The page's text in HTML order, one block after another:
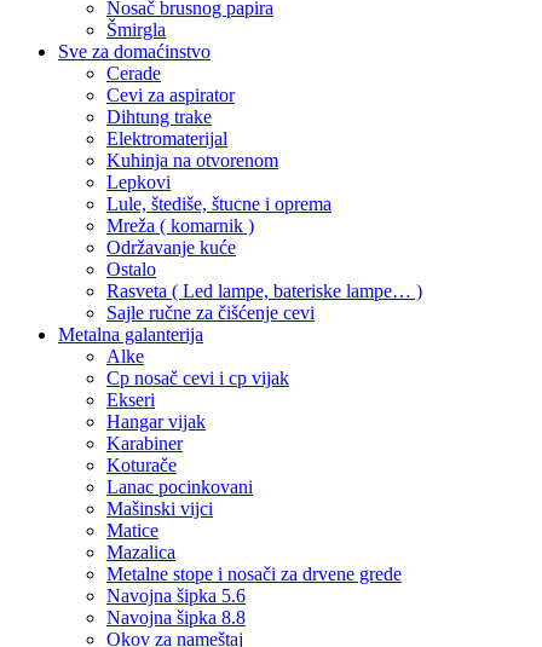
Nosač brusnog papira
Šmirgla
Sve za domaćinstvo
Cerade
Cevi za aspirator
Dihtung trake
Elektromaterijal
Kuhinja na otvorenom
Lepkovi
Lule, štediše, štucne i oprema
Mreža ( komarnik )
Održavanje kuće
Ostalo
Rasveta ( Led lampe, bateriske lampe… )
Sajle ručne za čišćenje cevi
Metalna galanterija
Alke
Cp nosač cevi i cp vijak
Ekseri
Hangar vijak
Karabiner
Koturače
Lanac pocinkovani
Mašinski vijci
Matice
Mazalica
Metalne stope i nosači za drvene grede
Navojna šipka 5.6
Navojna šipka 8.8
Okov za nameštaj